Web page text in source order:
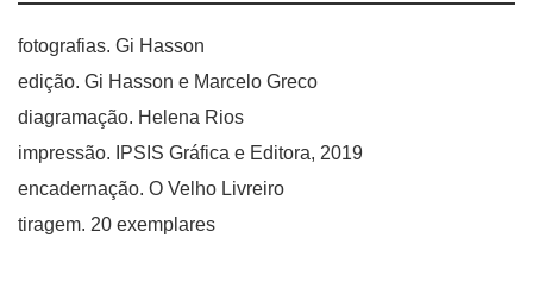
fotografias. Gi Hasson
edição. Gi Hasson e Marcelo Greco
diagramação. Helena Rios
impressão. IPSIS Gráfica e Editora, 2019
encadernação. O Velho Livreiro
tiragem. 20 exemplares